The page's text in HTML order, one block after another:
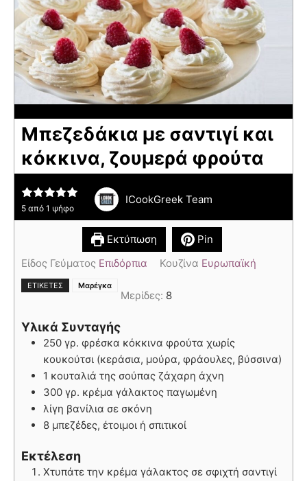
Μπεζεδάκια με σαντιγί και
κόκκινα, ζουμερά φρούτα
5 από 1 ψήφο
ICookGreek Team
Εκτύπωση
Pin
Είδος Γεύματος Επιδόρπια Κουζίνα Ευρωπαϊκή
ΕΤΙΚΈΤΕΣ Μαρέγκα
Μερίδες: 8
Υλικά Συνταγής
250 γρ. φρέσκα κόκκινα φρούτα χωρίς
κουκούτσι (κεράσια, μούρα, φράουλες, βύσσινα)
1 κουταλιά της σούπας ζάχαρη άχνη
300 γρ. κρέμα γάλακτος παγωμένη
λίγη βανίλια σε σκόνη
8 μπεζέδες, έτοιμοι ή σπιτικοί
Εκτέλεση
Χτυπάτε την κρέμα γάλακτος σε σφιχτή σαντιγί